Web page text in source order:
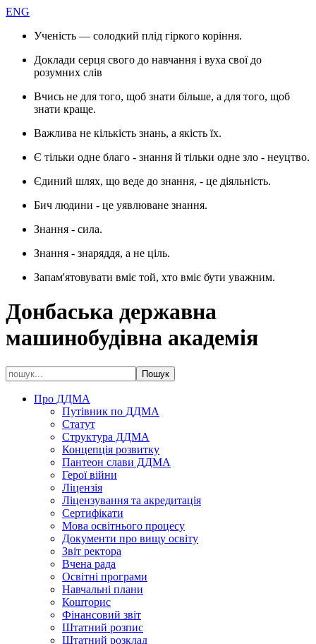
ENG
Ученість — солодкий плід гіркого коріння.
Доклади серця свого до навчання і вуха свої до
розумних слів
Вчись не для того, щоб знати більше, а для того, щоб
знати краще.
Важлива не кількість знань, а якість їх.
Є тільки одне благо - знання й тільки одне зло - неуцтво.
Єдиний шлях, що веде до знання, - це діяльність.
Бич людини - це уявлюване знання.
Знання - сила.
Знання - знаряддя, а не ціль.
Запам'ятовувати вміє той, хто вміє бути уважним.
Донбаська державна
машинобудівна академія
Про ДДМА
Путівник по ДДМА
Статут
Структура ДДМА
Концепція розвитку
Пантеон слави ДДМА
Герої війни
Ліцензія
Ліцензування та акредитація
Сертифікати
Мова освітнього процесу
Документи про вищу освіту
Звіт ректора
Вчена рада
Освітні програми
Навчальні плани
Кошторис
Фінансовий звіт
Штатний розпис
Штатний розклад